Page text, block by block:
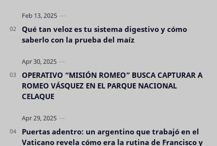
Qué tan veloz es tu sistema digestivo y cómo
saberlo con la prueba del maíz
OPERATIVO “MISIÓN ROMEO” BUSCA CAPTURAR A
ROMEO VÁSQUEZ EN EL PARQUE NACIONAL
CELAQUE
Puertas adentro: un argentino que trabajó en el
Vaticano revela cómo era la rutina de Francisco y